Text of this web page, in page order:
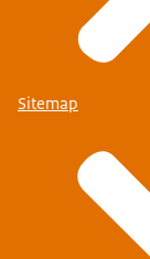
Sitemap